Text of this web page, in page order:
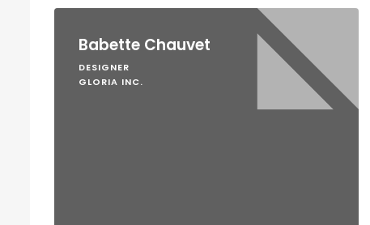
Babette Chauvet
DESIGNER
GLORIA INC.